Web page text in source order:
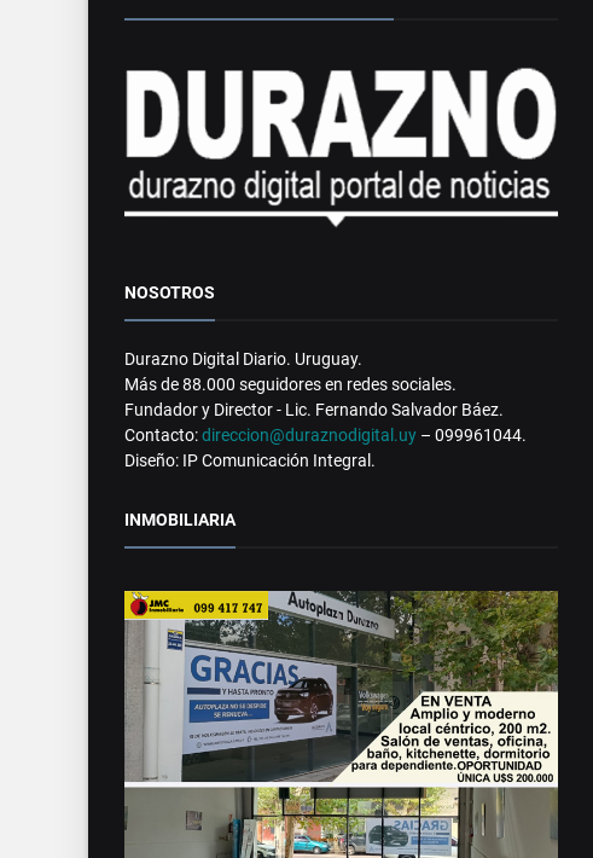
NOSOTROS
Durazno Digital Diario. Uruguay.
Más de 88.000 seguidores en redes sociales.
Fundador y Director - Lic. Fernando Salvador Báez.
Contacto:direccion@duraznodigital.uy – 099961044.
Diseño: IP Comunicación Integral.
INMOBILIARIA